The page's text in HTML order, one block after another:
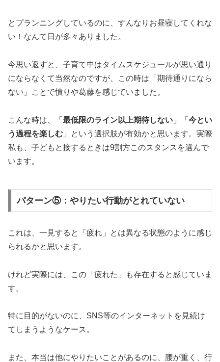
とプランニングしているのに、すんなりお昼寝してくれな
い！なんて日が多々ありました。
今思い返すと、子育て中はタイムスケジュールが思い通り
にならなくて当然なのですが、この時は「期待通りになら
ない」ことで憤りや葛藤を感じていました。
こんな時は、「 最低限のライン以上期待しない 」「 今とい
う過程を楽しむ 」という選択肢が有効かと思います。実際
私も、子どもと接するときは9割方このスタンスを選んで
います。
パターン⑤：やりたい行動がとれていない
これは、一見すると「疲れ」とは異なる状態のように感じ
られるかと思います。
けれど実際には、この「疲れた」も存在すると感じていま
す。
特に目的がないのに、SNS等のインターネットを見続け
てしまうようなケース。
また、本当は他にやりたいことがあるのに、腰が重く、行